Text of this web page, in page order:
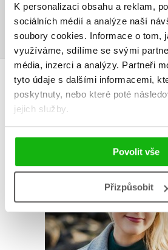
K personalizaci obsahu a reklam,
sociálních médií a analýze naší
soubory cookies. Informace o tom,
využíváme, sdílíme se svými
média, inzerci a analýzy. Partneři
tyto údaje s dalšími informacemi,
poskytnuty, nebo které poté
jejich služby.
Povolit vše
Přizpůsobit
Přihlásit
AUTOR KNIHY